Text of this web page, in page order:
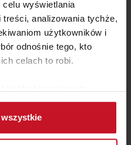
wyświetlania
analizowania tychże,
użytkowników i
odnośnie tego, kto
celach to robi.
Twojej lokalizacji
nawet do kilku metrów
aktywnie